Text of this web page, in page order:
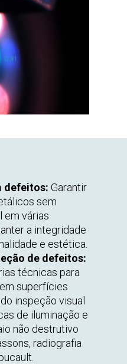
defeitos: Garantir
sem
em várias
a integridade
e estética.
de defeitos:
técnicas para
superfícies
inspeção visual
de iluminação e
não destrutivo
radiografia